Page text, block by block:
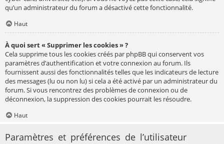
qu’un administrateur du forum a désactivé cette fonctionnalité.
Haut
À quoi sert « Supprimer les cookies » ?
Cela supprime tous les cookies créés par phpBB qui conservent vos
paramètres d’authentification et votre connexion au forum. Ils
fournissent aussi des fonctionnalités telles que les indicateurs de lecture
des messages (lu ou non lu) si cela a été activé par un administrateur du
forum. Si vous rencontrez des problèmes de connexion ou de
déconnexion, la suppression des cookies pourrait les résoudre.
Haut
Paramètres et préférences de l’utilisateur